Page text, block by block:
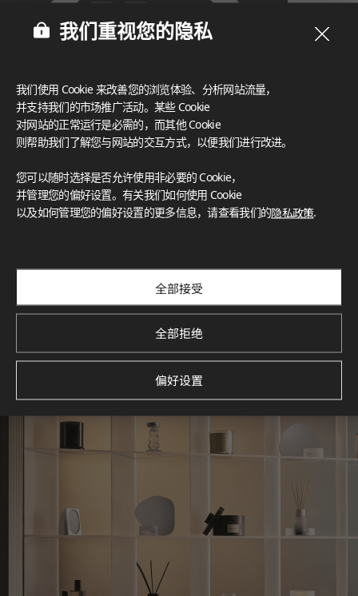
What These Certifications Mean
灵感画廊
我们重视您的隐私
我们使用 Cookie 来改善您的浏览体验、分析网站流量，
并支持我们的市场推广活动。某些 Cookie
对网站的正常运行是必需的，而其他 Cookie
则帮助我们了解您与网站的交互方式，以便我们进行改进。
您可以随时选择是否允许使用非必要的 Cookie，
并管理您的偏好设置。有关我们如何使用 Cookie
以及如何管理您的偏好设置的更多信息，请查看我们的隐私政策.
全部接受
全部拒绝
偏好设置